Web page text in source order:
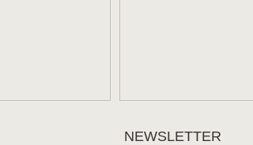
NEWSLETTER